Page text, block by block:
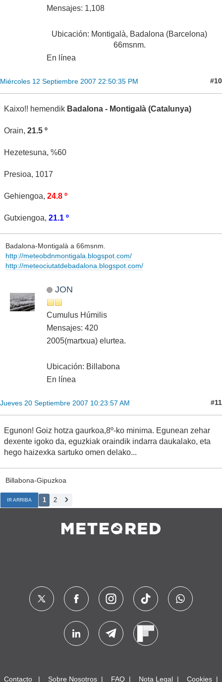
Mensajes: 1,108
Ubicación: Montigalà, Badalona (Barcelona)
66msnm.
En línea
Miércoles 12 Septiembre 2007 22:50:35 PM #10
Kaixo!! hemendik Badalona - Montigalà (Catalunya)
Orain, 21.5 º
Hezetesuna, %60
Presioa, 1017
Gehiengoa, 24.8 º
Gutxiengoa, 21.1 º
Badalona-Montigalà a 66msnm.
http://meteobdnmontigala.blogspot.com/
http://meteociutatdebadalona.blogspot.com/
JON
Cumulus Húmilis
Mensajes: 420
2005(martxua) elurtea.
Ubicación: Billabona
En línea
Jueves 20 Septiembre 2007 10:23:57 AM #11
Egunon! Goiz hotza gaurkoa,8º-ko minima. Egunean zehar
dexente igoko da, eguzkiak oraindik indarra daukalako, eta
hego haizexka sartuko omen delako...
Billabona-Gipuzkoa
IR ARRIBA 1 2
Contacto Sobre Nosotros FAQ Nota Legal Cookies